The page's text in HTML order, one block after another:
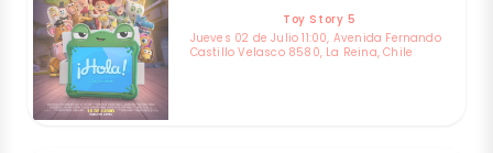
Toy Story 5
Jueves 02 de Julio 11:00, Avenida Fernando
Castillo Velasco 8580, La Reina, Chile